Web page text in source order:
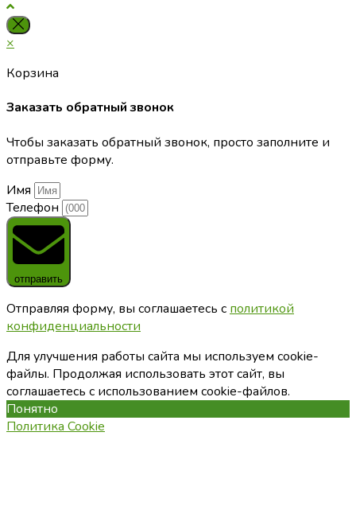
×
Корзина
Заказать обратный звонок
Чтобы заказать обратный звонок, просто заполните и
отправьте форму.
Имя
Телефон
отправить
Отправляя форму, вы соглашаетесь с политикой
конфиденциальности
Для улучшения работы сайта мы используем cookie-
файлы. Продолжая использовать этот сайт, вы
соглашаетесь с использованием cookie-файлов.
Понятно
Политика Cookie